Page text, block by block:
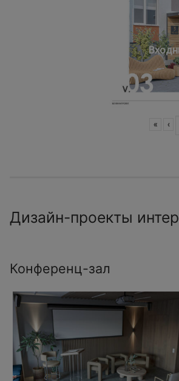
« ‹
Дизайн-проекты
Конференц-зал